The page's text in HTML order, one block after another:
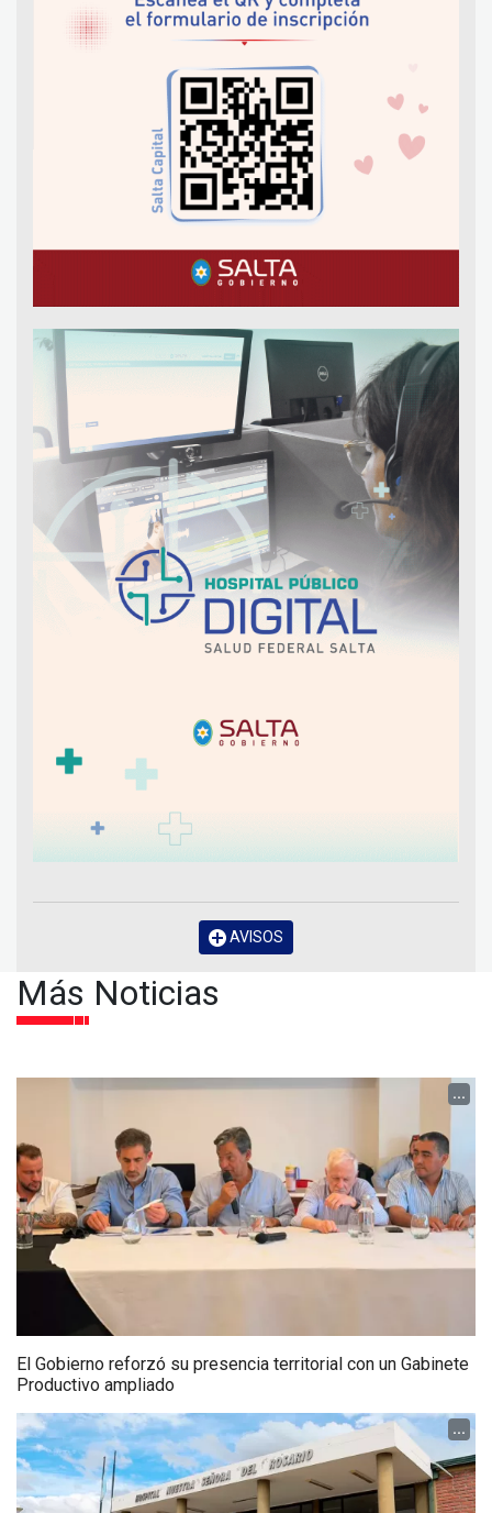
AVISOS
Más Noticias
...
El Gobierno reforzó su presencia territorial con un Gabinete
Productivo ampliado
...